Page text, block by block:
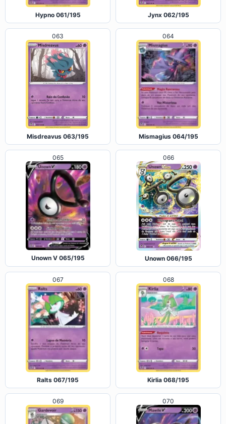
Hypno 061/195 Jynx 062/195
063
Misdreavus 063/195
064
Mismagius 064/195
065
Unown V 065/195
066
Unown 066/195
067
Ralts 067/195
068
Kirlia 068/195
069 070